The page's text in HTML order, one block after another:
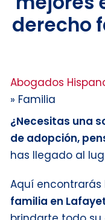
derecho
Abogados
» Familia
¿Necesitas una
de adopción,
has llegado al
Aquí encontrarás
familia en